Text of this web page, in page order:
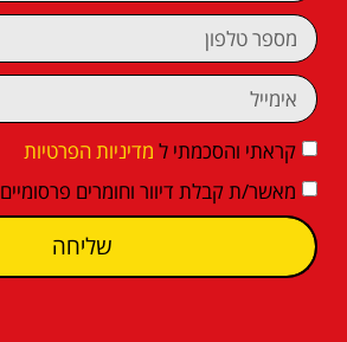
קראתי והסכמתי ל מדיניות הפרטיות
מאשר/ת קבלת דיוור וחומרים פרסומיים
שליחה